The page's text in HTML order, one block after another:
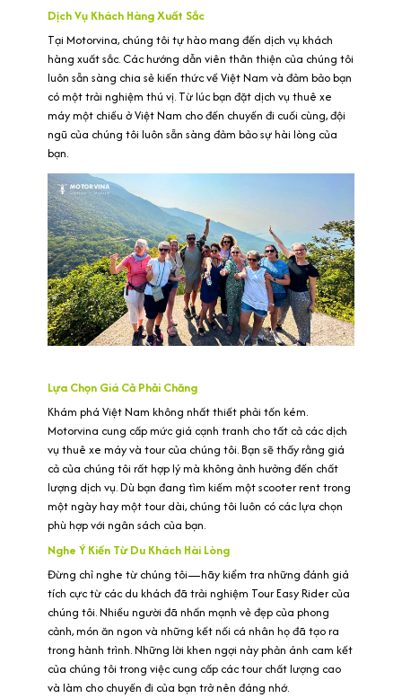
Dịch Vụ Khách Hàng Xuất Sắc
Tại Motorvina, chúng tôi tự hào mang đến dịch vụ khách
hàng xuất sắc. Các hướng dẫn viên thân thiện của chúng tôi
luôn sẵn sàng chia sẻ kiến thức về Việt Nam và đảm bảo bạn
có một trải nghiệm thú vị. Từ lúc bạn đặt dịch vụ thuê xe
máy một chiều ở Việt Nam cho đến chuyến đi cuối cùng, đội
ngũ của chúng tôi luôn sẵn sàng đảm bảo sự hài lòng của
bạn.
Lựa Chọn Giá Cả Phải Chăng
Khám phá Việt Nam không nhất thiết phải tốn kém.
Motorvina cung cấp mức giá cạnh tranh cho tất cả các dịch
vụ thuê xe máy và tour của chúng tôi. Bạn sẽ thấy rằng giá
cả của chúng tôi rất hợp lý mà không ảnh hưởng đến chất
lượng dịch vụ. Dù bạn đang tìm kiếm một scooter rent trong
một ngày hay một tour dài, chúng tôi luôn có các lựa chọn
phù hợp với ngân sách của bạn.
Nghe Ý Kiến Từ Du Khách Hài Lòng
Đừng chỉ nghe từ chúng tôi—hãy kiểm tra những đánh giá
tích cực từ các du khách đã trải nghiệm Tour Easy Rider của
chúng tôi. Nhiều người đã nhấn mạnh vẻ đẹp của phong
cảnh, món ăn ngon và những kết nối cá nhân họ đã tạo ra
trong hành trình. Những lời khen ngợi này phản ánh cam kết
của chúng tôi trong việc cung cấp các tour chất lượng cao
và làm cho chuyến đi của bạn trở nên đáng nhớ.